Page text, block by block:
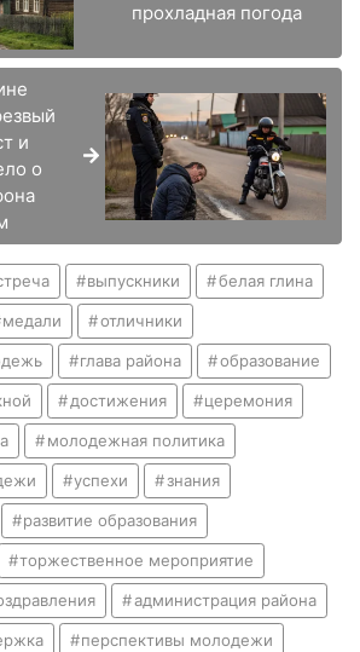
прохладная погода
и
о
выпускники белая глина
медали отличники
глава района образование
достижения церемония
молодежная политика
успехи знания
развитие образования
торжественное мероприятие
администрация района
перспективы молодежи